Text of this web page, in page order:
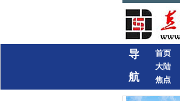
导
航
首页
大陆
焦点